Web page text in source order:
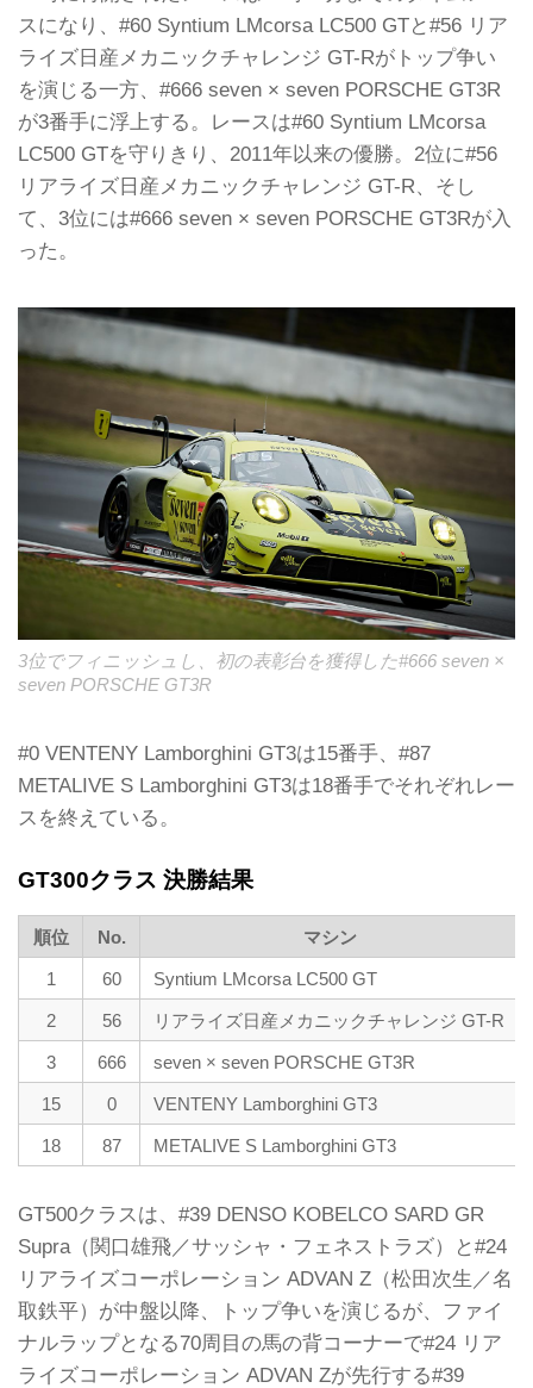
スになり、#60 Syntium LMcorsa LC500 GTと#56 リア
ライズ日産メカニックチャレンジ GT-Rがトップ争い
を演じる一方、#666 seven × seven PORSCHE GT3R
が3番手に浮上する。レースは#60 Syntium LMcorsa
LC500 GTを守りきり、2011年以来の優勝。2位に#56
リアライズ日産メカニックチャレンジ GT-R、そし
て、3位には#666 seven × seven PORSCHE GT3Rが入
った。
3位でフィニッシュし、初の表彰台を獲得した#666 seven ×
seven PORSCHE GT3R
#0 VENTENY Lamborghini GT3は15番手、#87
METALIVE S Lamborghini GT3は18番手でそれぞれレー
スを終えている。
GT300クラス 決勝結果
順位 No. マシン
1 60 Syntium LMcorsa LC500 GT
2 56 リアライズ日産メカニックチャレンジ GT-R
3 666 seven × seven PORSCHE GT3R
15 0 VENTENY Lamborghini GT3
18 87 METALIVE S Lamborghini GT3
GT500クラスは、#39 DENSO KOBELCO SARD GR
Supra（関口雄飛／サッシャ・フェネストラズ）と#24
リアライズコーポレーション ADVAN Z（松田次生／名
取鉄平）が中盤以降、トップ争いを演じるが、ファイ
ナルラップとなる70周目の馬の背コーナーで#24 リア
ライズコーポレーション ADVAN Zが先行する#39